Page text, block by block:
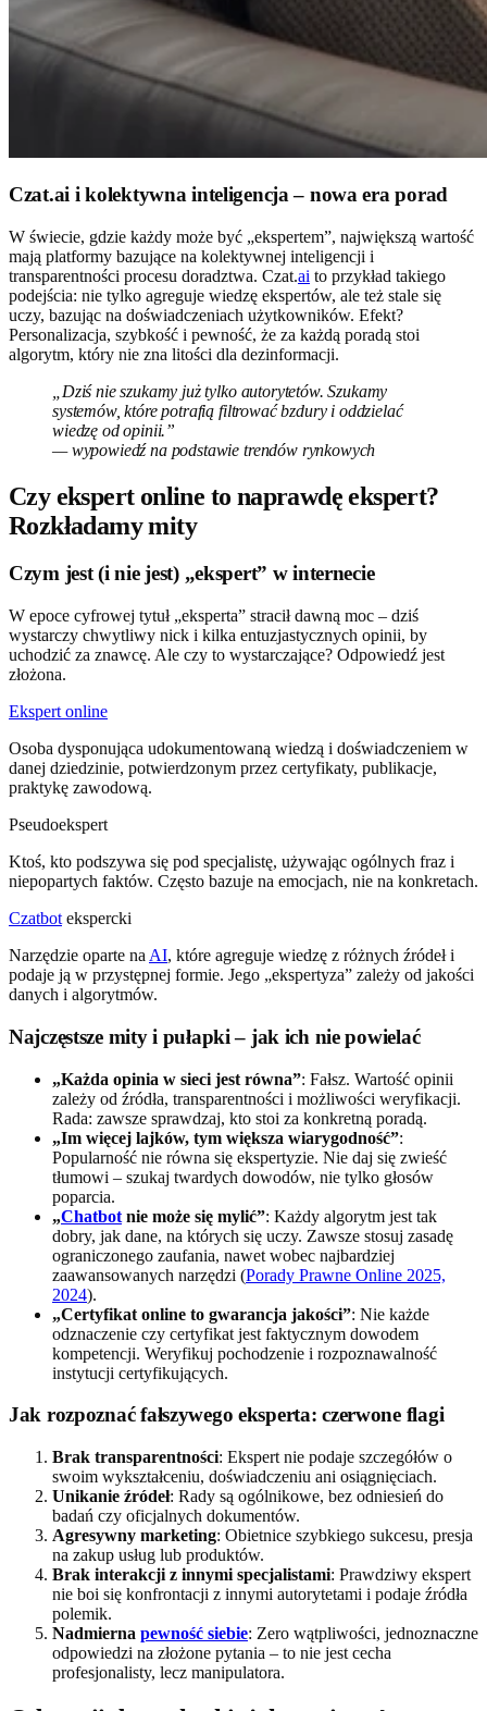
Czat.ai i kolektywna inteligencja – nowa era porad
W świecie, gdzie każdy może być „ekspertem”, największą wartość
mają platformy bazujące na kolektywnej inteligencji i
transparentności procesu doradztwa. Czat.ai to przykład takiego
podejścia: nie tylko agreguje wiedzę ekspertów, ale też stale się
uczy, bazując na doświadczeniach użytkowników. Efekt?
Personalizacja, szybkość i pewność, że za każdą poradą stoi
algorytm, który nie zna litości dla dezinformacji.
„Dziś nie szukamy już tylko autorytetów. Szukamy
systemów, które potrafią filtrować bzdury i oddzielać
wiedzę od opinii.”
— wypowiedź na podstawie trendów rynkowych
Czy ekspert online to naprawdę ekspert?
Rozkładamy mity
Czym jest (i nie jest) „ekspert” w internecie
W epoce cyfrowej tytuł „eksperta” stracił dawną moc – dziś
wystarczy chwytliwy nick i kilka entuzjastycznych opinii, by
uchodzić za znawcę. Ale czy to wystarczające? Odpowiedź jest
złożona.
Ekspert online
Osoba dysponująca udokumentowaną wiedzą i doświadczeniem w
danej dziedzinie, potwierdzonym przez certyfikaty, publikacje,
praktykę zawodową.
Pseudoekspert
Ktoś, kto podszywa się pod specjalistę, używając ogólnych fraz i
niepopartych faktów. Często bazuje na emocjach, nie na konkretach.
Czatbot ekspercki
Narzędzie oparte na AI, które agreguje wiedzę z różnych źródeł i
podaje ją w przystępnej formie. Jego „ekspertyza” zależy od jakości
danych i algorytmów.
Najczęstsze mity i pułapki – jak ich nie powielać
„Każda opinia w sieci jest równa”: Fałsz. Wartość opinii
zależy od źródła, transparentności i możliwości weryfikacji.
Rada: zawsze sprawdzaj, kto stoi za konkretną poradą.
„Im więcej lajków, tym większa wiarygodność”:
Popularność nie równa się ekspertyzie. Nie daj się zwieść
tłumowi – szukaj twardych dowodów, nie tylko głosów
poparcia.
„Chatbot nie może się mylić”: Każdy algorytm jest tak
dobry, jak dane, na których się uczy. Zawsze stosuj zasadę
ograniczonego zaufania, nawet wobec najbardziej
zaawansowanych narzędzi (Porady Prawne Online 2025,
2024).
„Certyfikat online to gwarancja jakości”: Nie każde
odznaczenie czy certyfikat jest faktycznym dowodem
kompetencji. Weryfikuj pochodzenie i rozpoznawalność
instytucji certyfikujących.
Jak rozpoznać fałszywego eksperta: czerwone flagi
Brak transparentności: Ekspert nie podaje szczegółów o
swoim wykształceniu, doświadczeniu ani osiągnięciach.
Unikanie źródeł: Rady są ogólnikowe, bez odniesień do
badań czy oficjalnych dokumentów.
Agresywny marketing: Obietnice szybkiego sukcesu, presja
na zakup usług lub produktów.
Brak interakcji z innymi specjalistami: Prawdziwy ekspert
nie boi się konfrontacji z innymi autorytetami i podaje źródła
polemik.
Nadmierna pewność siebie: Zero wątpliwości, jednoznaczne
odpowiedzi na złożone pytania – to nie jest cecha
profesjonalisty, lecz manipulatora.